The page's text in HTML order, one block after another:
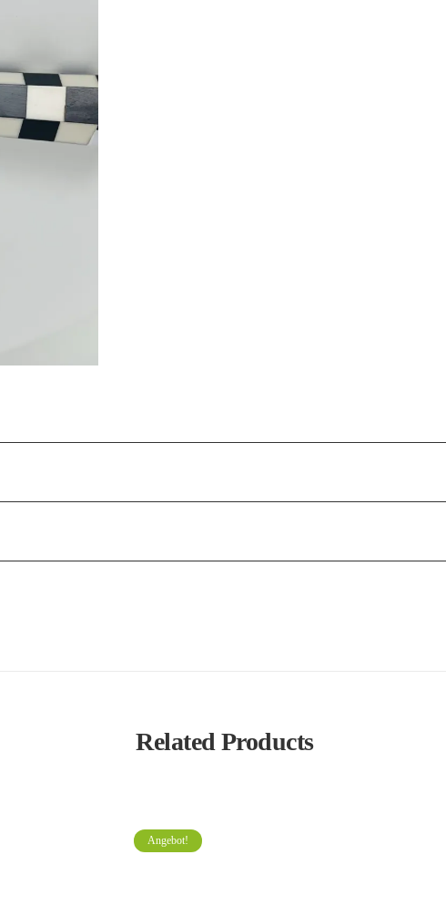
Related Products
Angebot!